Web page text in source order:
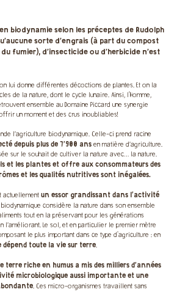
biodynamie selon les préceptes de Rudolph
sorte d'engrais (à part du compost
fumier), d'insecticide ou d'herbicide n'est
lui donne différentes décoctions de plantes. Et on la
de la nature, dont le cycle lunaire. Ainsi, l'Homme,
ensemble au Domaine Piccard une synergie
un moment et des crus inoubliables!
l’agriculture biodynamique. Celle-ci prend racine
depuis plus de 7'900 ans en matière d’agriculture.
sur le souhait de cultiver la nature avec… la nature.
et les plantes et offre aux consommateurs des
et les qualités nutritives sont inégalées.
actuellementun essor grandissant dans l’activité
biodynamique considère la nature dans son ensemble
tout en la préservant pour les générations
l’améliorant. Le sol, et en particulier le premier mètre
le plus important dans ce type d'agriculture : en
dépend toute la vie sur terre.
terre riche en humus a mis des milliers d'années
microbiologique aussi importante et une
. Ces micro-organismes travaillent sans